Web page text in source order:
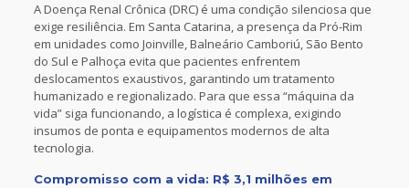
A Doença Renal Crônica (DRC) é uma condição silenciosa que
exige resiliência. Em Santa Catarina, a presença da Pró-Rim
em unidades como Joinville, Balneário Camboriú, São Bento
do Sul e Palhoça evita que pacientes enfrentem
deslocamentos exaustivos, garantindo um tratamento
humanizado e regionalizado. Para que essa “máquina da
vida” siga funcionando, a logística é complexa, exigindo
insumos de ponta e equipamentos modernos de alta
tecnologia.
Compromisso com a vida: R$ 3,1 milhões em